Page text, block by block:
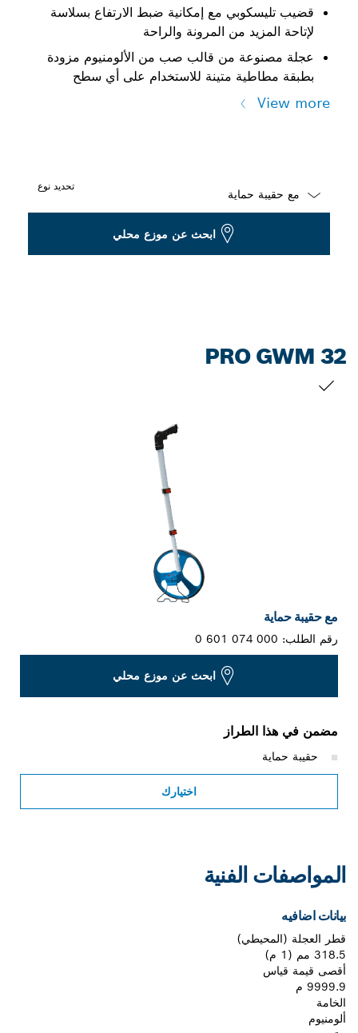
قضيب تليسكوبي مع إمكانية ضبط الارتفاع بسلاسة
لإتاحة المزيد من المرونة والراحة
عجلة مصنوعة من قالب صب من الألومنيوم مزودة
بطبقة مطاطية متينة للاستخدام على أي سطح
View more
تحديد نوع
ابحث عن موزع محلي
PRO GWM 32
مع حقيبة حماية
رقم الطلب:0 601 074 000
ابحث عن موزع محلي
مضمن في هذا الطراز
حقيبة حماية
اختيارك
المواصفات الفنية
بيانات اضافيه
قطر العجلة (المحيطي)‎
318.5 مم (1 م)
أقصى قيمة قياس
9999.9 م
الخامة
ألومنيوم